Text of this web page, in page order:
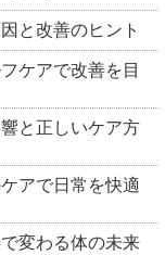
と改善のヒント
ケアで改善を目
と正しいケア方
アで日常を快適
変わる体の未来